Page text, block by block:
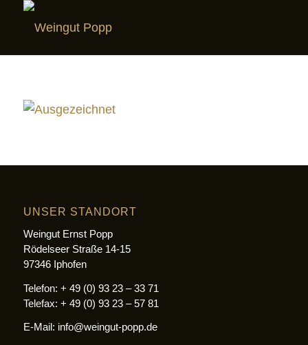
UNSER STANDORT
Weingut Ernst Popp
Rödelseer Straße 14-15
97346 Iphofen
Telefon: + 49 (0) 93 23 – 33 71
Telefax: + 49 (0) 93 23 – 57 81
E-Mail: info@weingut-popp.de